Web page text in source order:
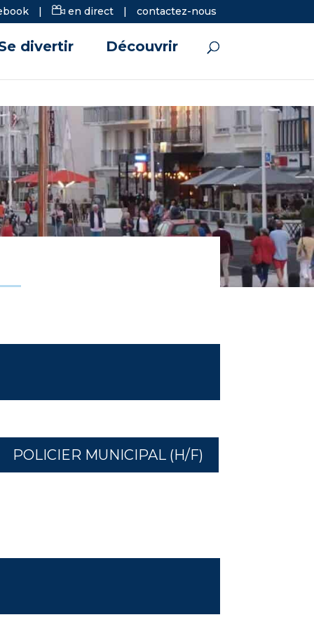
| en direct | contactez-nous
divertir Découvrir
POLICIER MUNICIPAL (H/F)